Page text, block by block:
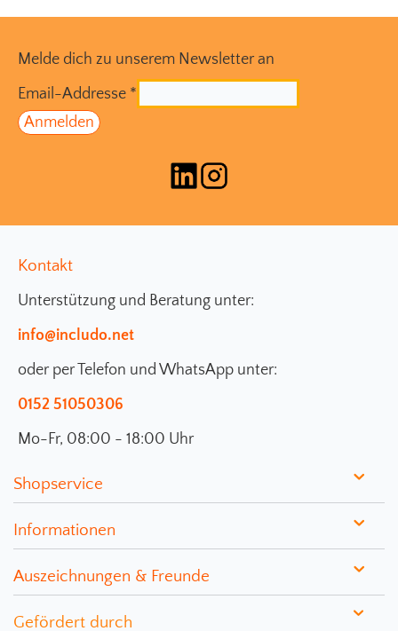
Melde dich zu unserem Newsletter an
Email-Addresse *
Kontakt
Unterstützung und Beratung unter:
info@includo.net
oder per Telefon und WhatsApp unter:
0152 51050306
Mo-Fr, 08:00 - 18:00 Uhr
Shopservice
Informationen
Auszeichnungen & Freunde
Gefördert durch